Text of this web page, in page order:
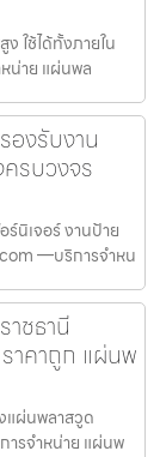
ใช้ได้ทั้งภายใน
น่าย แผ่นพล
องรับงาน
รบวงจร
นิเจอร์ งานป้าย
—บริการจำหน
ชธานี
าคาถูก แผ่นพ
แผ่นพลาสวูด
รจำหน่าย แผ่นพ